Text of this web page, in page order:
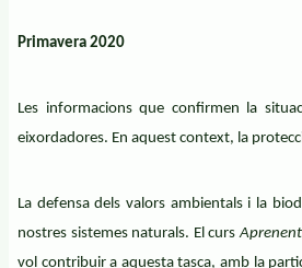
Primavera 2020
Les informacions que confirmen la
eixordadores. En aquest context, la
La defensa dels valors ambientals i la
nostres sistemes naturals. El curs
vol contribuir a aquesta tasca, amb la